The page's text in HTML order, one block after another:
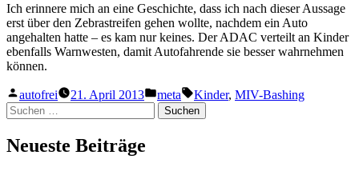
Ich erinnere mich an eine Geschichte, dass ich nach dieser Aussage
erst über den Zebrastreifen gehen wollte, nachdem ein Auto
angehalten hatte – es kam nur keines. Der ADAC verteilt an Kinder
ebenfalls Warnwesten, damit Autofahrende sie besser wahrnehmen
können.
Veröffentlicht
von
autofrei 21. April 2013
Veröffentlicht
in
meta Schlagwörter:
Kinder, MIV-Bashing
Suchen
nach:
Neueste Beiträge